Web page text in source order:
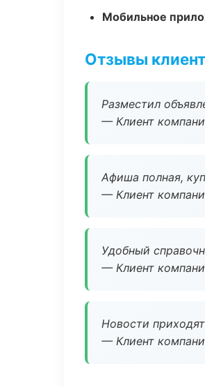
Мобильное
Отзывы
Разместил
— Клиент
Афиша полная,
— Клиент
Удобный
— Клиент
Новости
— Клиент